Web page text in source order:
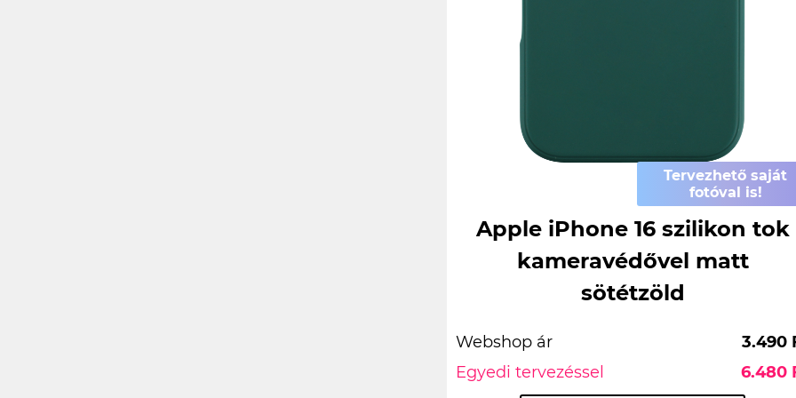
Tervezhető saját
fotóval is!
Apple iPhone 16 szilikon tok
kameravédővel matt
sötétzöld
Webshop ár
3.490
Egyedi tervezéssel
6.480